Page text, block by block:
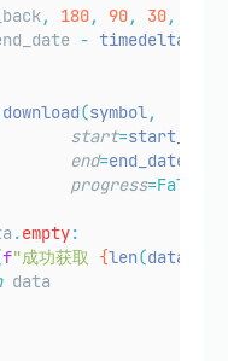
, 180, 90, 30,
- timedelta
download(symbol,
start=start_date
end=end_date
progress=False)
.empty:
f"成功获取 {len(data
data